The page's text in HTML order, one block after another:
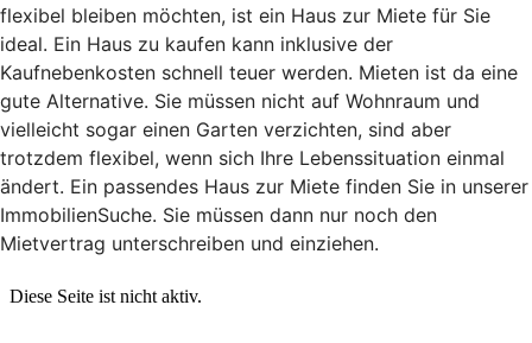
flexibel bleiben möchten, ist ein Haus zur Miete für Sie
ideal. Ein Haus zu kaufen kann inklusive der
Kaufnebenkosten schnell teuer werden. Mieten ist da eine
gute Alternative. Sie müssen nicht auf Wohnraum und
vielleicht sogar einen Garten verzichten, sind aber
trotzdem flexibel, wenn sich Ihre Lebenssituation einmal
ändert. Ein passendes Haus zur Miete finden Sie in unserer
ImmobilienSuche. Sie müssen dann nur noch den
Mietvertrag unterschreiben und einziehen.